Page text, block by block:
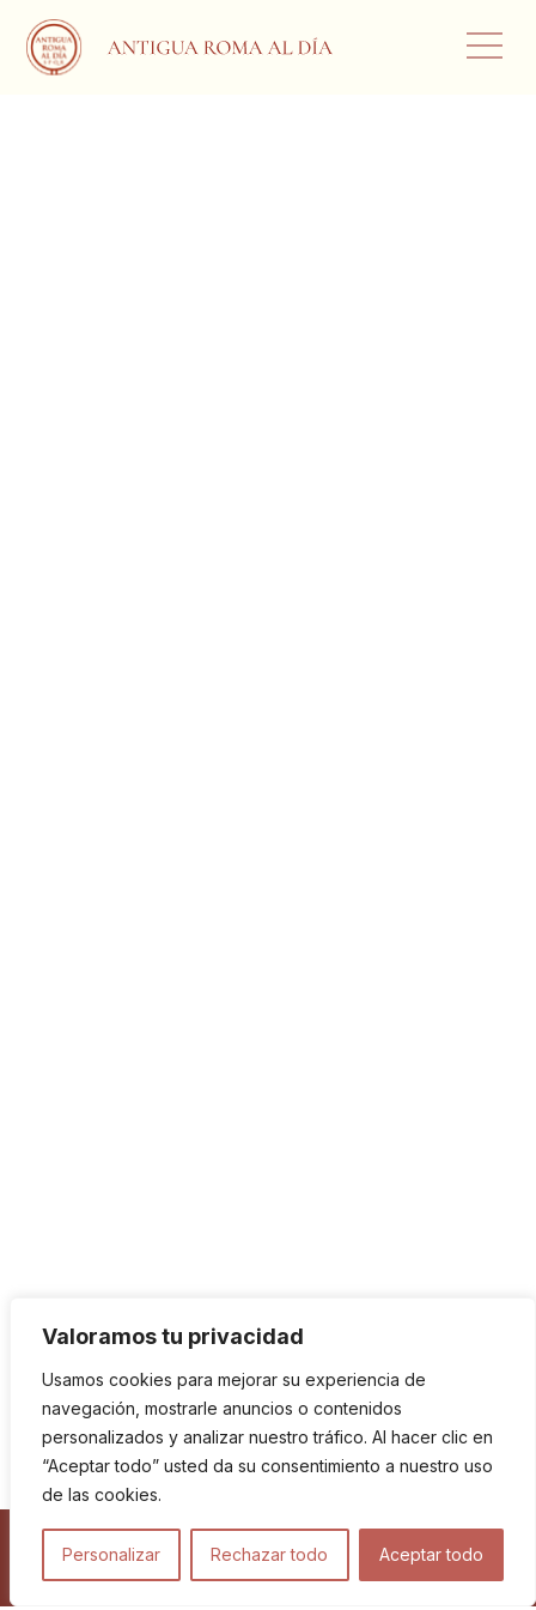
Valoramos tu privacidad
Usamos cookies para mejorar su experiencia de
navegación, mostrarle anuncios o contenidos
personalizados y analizar nuestro tráfico. Al hacer clic en
“Aceptar todo” usted da su consentimiento a nuestro uso
de las cookies.
Personalizar Rechazar todo Aceptar todo